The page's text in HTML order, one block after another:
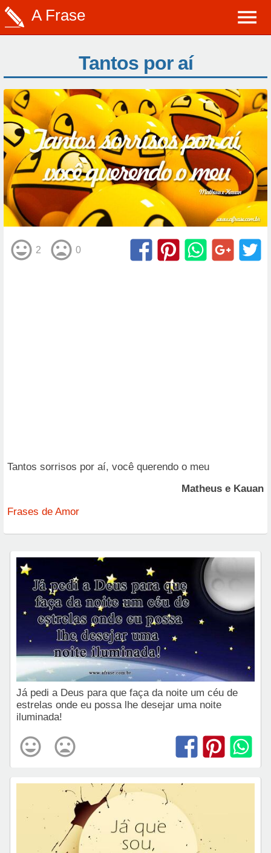
A Frase
Tantos por aí
2 0
Tantos sorrisos por aí, você querendo o meu
Matheus e Kauan
Frases de Amor
Já pedi a Deus para que faça da noite um céu de
estrelas onde eu possa lhe desejar uma noite
iluminada!